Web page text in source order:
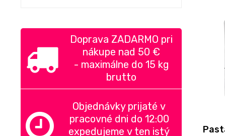
Doprava ZADARMO pri
nákupe nad 50 €
- maximálne do 15 kg
brutto
Objednávky prijaté v
pracovné dni do 12:00
expedujeme v ten istý